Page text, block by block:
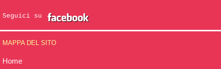
Seguici su
MAPPA DEL SITO
Home